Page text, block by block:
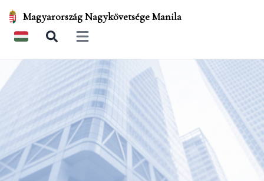
Magyarország Nagykövetsége Manila
Open main menu